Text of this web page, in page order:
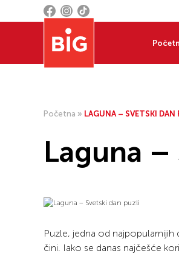
Početna » LAGUNA – SVETSKI DAN
Laguna
Puzle, jedna od
čini. Iako se danas najčešće